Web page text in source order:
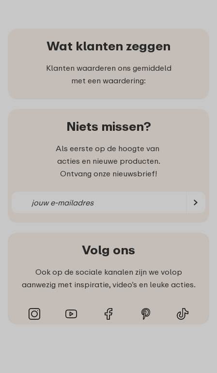
Wat klanten zeggen
Klanten waarderen ons gemiddeld
met een waardering:
Niets missen?
Als eerste op de hoogte van
acties en nieuwe producten.
Ontvang onze nieuwsbrief!
Volg ons
Ook op de sociale kanalen zijn we volop
aanwezig met inspiratie, video’s en leuke acties.